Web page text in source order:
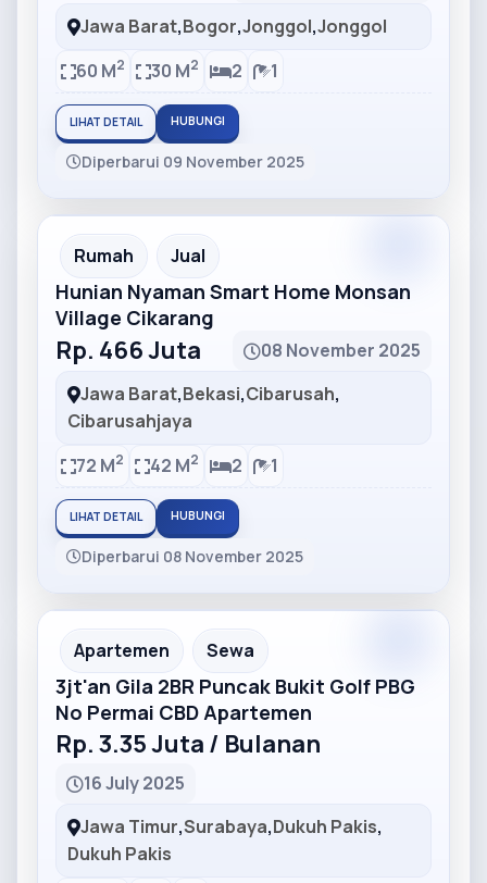
Jawa Barat,Bogor,Jonggol,Jonggol
60 M2 30 M2 2 1
LIHAT DETAIL HUBUNGI
Diperbarui 09 November 2025
Partner Ad
Rumah Jual
Hunian Nyaman Smart Home Monsan
Village Cikarang
Rp. 466 Juta
08 November 2025
Jawa Barat,Bekasi,Cibarusah,
Cibarusahjaya
72 M2 42 M2 2 1
LIHAT DETAIL HUBUNGI
Diperbarui 08 November 2025
Partner Ad
Apartemen Sewa
3jt'an Gila 2BR Puncak Bukit Golf PBG
No Permai CBD Apartemen
Rp. 3.35 Juta / Bulanan
16 July 2025
Jawa Timur,Surabaya,Dukuh Pakis,
Dukuh Pakis